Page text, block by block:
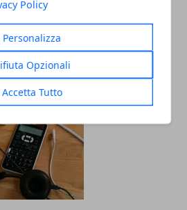
Policy
Personalizza
Opzionali
Accetta Tutto
da zero
I consigli e la
Pescante